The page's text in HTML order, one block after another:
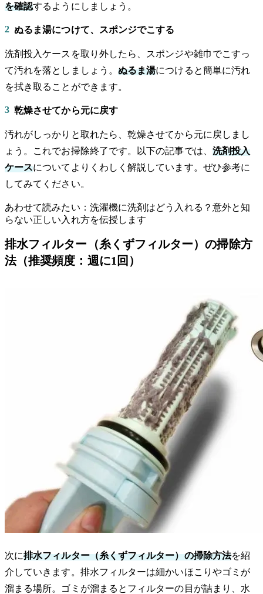
を確認するようにしましょう。
2 ぬるま湯につけて、スポンジでこする
洗剤投入ケースを取り外したら、スポンジや雑巾でこすっ
て汚れを落としましょう。 ぬるま湯につけると簡単に汚れ
を拭き取ることができます。
3 乾燥させてから元に戻す
汚れがしっかりと取れたら、乾燥させてから元に戻しまし
ょう。これでお掃除終了です。以下の記事では、 洗剤投入
ケースについてよりくわしく解説しています。ぜひ参考に
してみてください。
あわせて読みたい：洗濯機に洗剤はどう入れる？意外と知
らない正しい入れ方を伝授します
排水フィルター（糸くずフィルター）の掃除方
法（推奨頻度：週に1回）
次に排水フィルター（糸くずフィルター）の掃除方法を紹
介していきます。排水フィルターは細かいほこりやゴミが
溜まる場所。ゴミが溜まるとフィルターの目が詰まり、水